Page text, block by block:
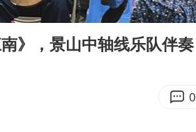
币
05:06
》，景山中轴线乐队伴奏
0